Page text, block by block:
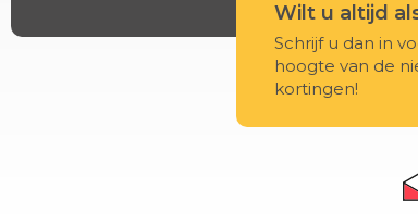
Wilt u altijd
Schrijf u dan in
hoogte van de
kortingen!